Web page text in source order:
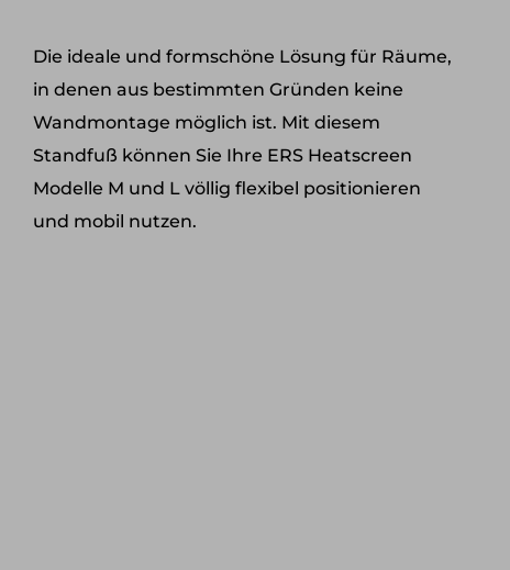
Die ideale und formschöne Lösung für Räume,
in denen aus bestimmten Gründen keine
Wandmontage möglich ist. Mit diesem
Standfuß können Sie Ihre ERS Heatscreen
Modelle M und L völlig flexibel positionieren
und mobil nutzen.